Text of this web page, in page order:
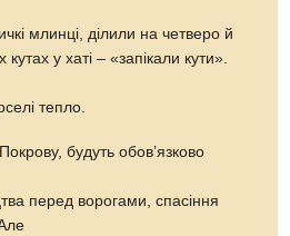
млинці, ділили на четверо й
у хаті – «запікали кути».
тепло.
будуть обов’язково
перед ворогами, спасіння